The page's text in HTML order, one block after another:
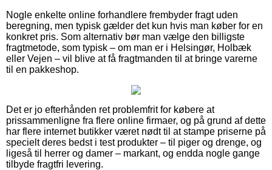
Nogle enkelte online forhandlere frembyder fragt uden
beregning, men typisk gælder det kun hvis man køber for en
konkret pris. Som alternativ bør man vælge den billigste
fragtmetode, som typisk – om man er i Helsingør, Holbæk
eller Vejen – vil blive at få fragtmanden til at bringe varerne
til en pakkeshop.
Det er jo efterhånden ret problemfrit for købere at
prissammenligne fra flere online firmaer, og på grund af dette
har flere internet butikker været nødt til at stampe priserne på
specielt deres bedst i test produkter – til piger og drenge, og
ligeså til herrer og damer – markant, og endda nogle gange
tilbyde fragtfri levering.